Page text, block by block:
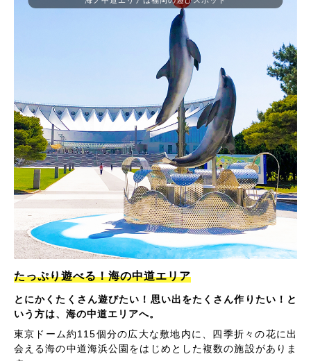
たっぷり遊べる！海の中道エリア
とにかくたくさん遊びたい！思い出をたくさん作りたい！と
いう方は、海の中道エリアへ。
東京ドーム約115個分の広大な敷地内に、四季折々の花に出
会える海の中道海浜公園をはじめとした複数の施設がありま